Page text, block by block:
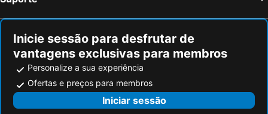
Inicie sessão para desfrutar de
vantagens exclusivas para membros
Personalize a sua experiência
Ofertas e preços para membros
Iniciar sessão